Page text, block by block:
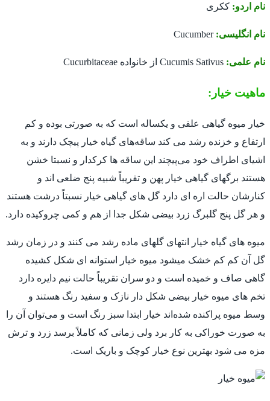
نام اردو: ککری
نام انگلیسی: Cucumber
نام علمی:
ماهیت خیار:
خیار میوه گیاهی علفی و یکساله است که به صورتی بوده و کم
ارتفاع و خزنده رشد می کند ساقه‌های گیاه خیار پیچک دارند و به
اشیای اطراف خود می‌پیچند این ساقه ها کرکدار و نسبتا خشن
هستند برگهای گیاهی خیار پهن و تقریباً شبیه پنج ضلعی اند و
کنارشان حالت اره ای دارد گل های گیاهی خیار نسبتاً درشت هستند
و هر گل پنج گلبرگ زرد بیضی شکل جدا از هم و کمی چروکیده دارد.
میوه های گیاه خیار انتهای گلهای ماده رشد می کنند و در زمان رشد
گل آن کم کم خشک میشود میوه خیار استوانه ای شکل کشیده
گاهی صاف و خمیده است و دو سران تقریباً حالت نیم دایره دارد
تخم های میوه خیار بیضی شکل دار نازک و سفید رنگ هستند و
وسط میوه پراکنده شده‌اند خیار ابتدا سبز رنگ است و می‌توان آن را
به صورت خوراکی به کار برد ولی زمانی که کاملاً برسد زرد و ترش
مزه می شود بهترین نوع خیار کوچک و باریک است.